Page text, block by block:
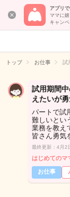
アプリ
ママに
キャン
トップ お仕事 試
試用期間
えたいが
パートで試
難しいとい
業務を教え
皆さん勇気
最終更新：4月2
はじめてのマ
お仕事